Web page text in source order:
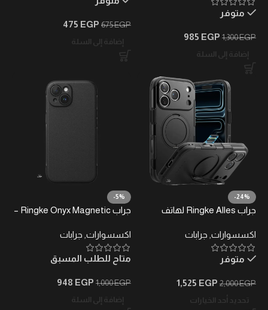
متوفر
1,300EGP
985 EGP
إضافة إلى السلة
675EGP
475 EGP
إضافة إلى السلة
-24%
جراب Ringke Alles لهاتف
درجة (أسود)
اكسسوارات جرابات
متوفر
2,000EGP
1,525 EGP
تحديد أحد الخيارات
-5%
جراب Ringke Onyx Magnetic –
MagSafe) – أسود مغناطيسي
اكسسوارات جرابات
متاح للطلب المسبق
1,000EGP
948 EGP
إضافة إلى السلة